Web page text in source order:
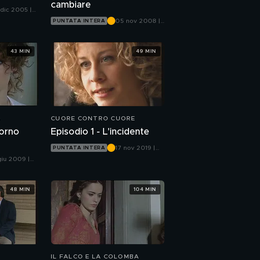
2005 |
cambiare
PUNTATA INTERA
05 nov 2008 |
2009 |
43 MIN
CUORE CONTRO CUORE
Episodio 1 - L'incidente
PUNTATA INTERA
17 nov 2019 |
49 MIN
48 MIN
IL FALCO E LA COLOMBA
104 MIN